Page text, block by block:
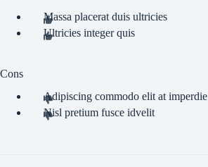
Massa placerat duis ultricies
Ultricies integer quis
Cons
Adipiscing commodo elit at imperdie
Nisl pretium fusce idvelit